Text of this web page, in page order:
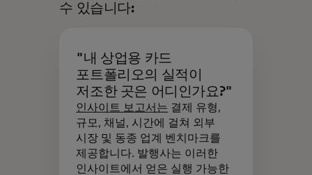
수 있습니다:
"내 상업용 카드
포트폴리오의 실적이
저조한 곳은 어디인가요?"
인사이트 보고서는 결제 유형,
규모, 채널, 시간에 걸쳐 외부
시장 및 동종 업계 벤치마크를
제공합니다. 발행사는 이러한
인사이트에서 얻은 실행 가능한